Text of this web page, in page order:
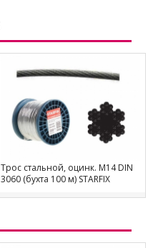
Трос стальной, оцинк. М14 DIN
3060 (бухта 100 м) STARFIX